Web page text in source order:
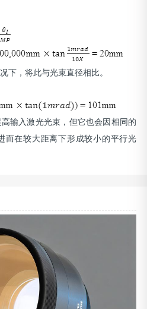
下，将此与光束直径相比。
输入激光光束，但它也会因相同的
而在较大距离下形成较小的平行光